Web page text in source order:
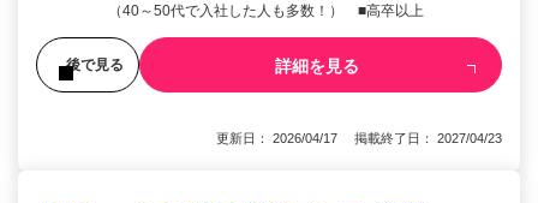
（40～50代で入社した人も多数！） ■高卒以上
後で見る 詳細を見る
更新日： 2026/04/17 掲載終了日： 2027/04/23